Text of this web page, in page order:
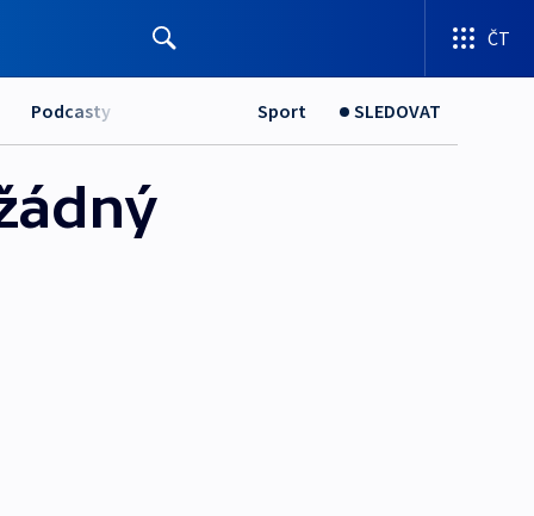
ČT
Podcasty Sport SLEDOVAT